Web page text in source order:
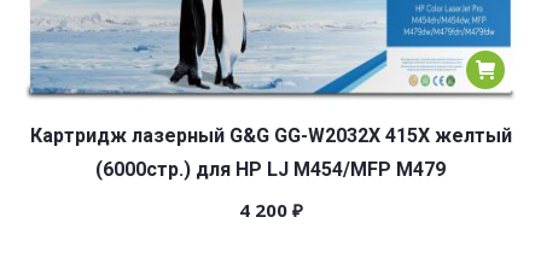
Картридж лазерный G&G GG-W2032X 415X желтый
(6000стр.) для HP LJ M454/MFP M479
4 200 ₽